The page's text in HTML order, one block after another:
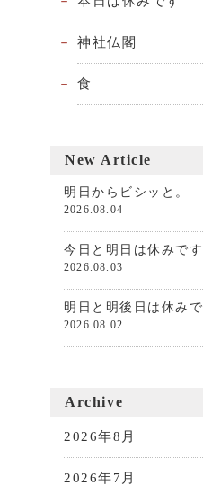
神社仏閣
食
New Article
明日からビシッと。
2026.08.04
今日と明日は休みです
2026.08.03
明日と明後日は休みで
2026.08.02
Archive
2026年8月
2026年7月